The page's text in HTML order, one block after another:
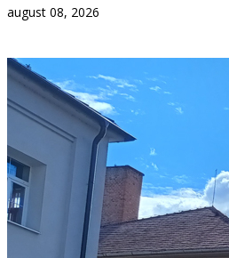
august 08, 2026